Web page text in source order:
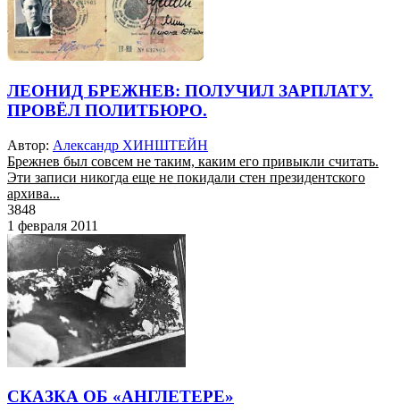
ЛЕОНИД БРЕЖНЕВ: ПОЛУЧИЛ ЗАРПЛАТУ.
ПРОВЁЛ ПОЛИТБЮРО.
Автор: Александр ХИНШТЕЙН
Брежнев был совсем не таким, каким его привыкли считать.
Эти записи никогда еще не покидали стен президентского
архива...
3848
1 февраля 2011
СКАЗКА ОБ «АНГЛЕТЕРЕ»